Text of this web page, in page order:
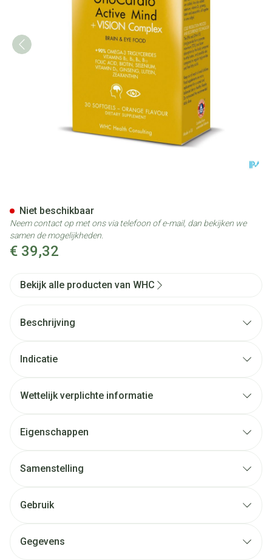
€ 39,32
Niet beschikbaar
Neem contact op met ons via telefoon of e-mail, dan bekijken we
samen de mogelijkheden.
Bekijk alle producten van WHC
Beschrijving
Indicatie
Wettelijk verplichte informatie
Eigenschappen
Samenstelling
Gebruik
Gegevens